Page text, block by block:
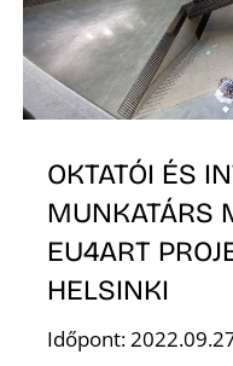
OKTATÓI ÉS
MUNKATÁRS
EU4ART
HELSINKI
Időpont: